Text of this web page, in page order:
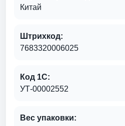
Китай
Штрихкод:
7683320006025
Код 1С:
УТ-00002552
Вес упаковки: